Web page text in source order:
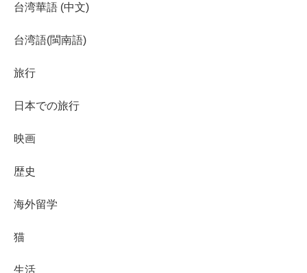
台湾華語 (中文)
台湾語(閩南語)
旅行
日本での旅行
映画
歴史
海外留学
猫
生活